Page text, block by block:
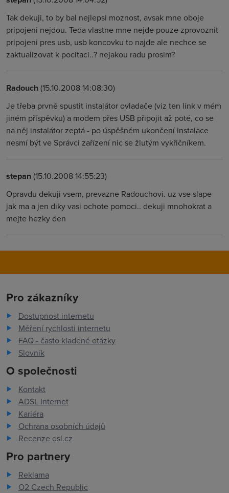
Tak dekuji, to by bal nejlepsi moznost, avsak mne oboje
pripojeni nejdou. Teda vlastne mne nejde pouze zprovoznit
pripojeni pres usb, usb koncovku to najde ale nechce se
zaktualizovat k pocitaci..? nejakou radu prosim?
Radouch(15.10.2008 14:08:30)
Je třeba prvně spustit instalátor ovladače (viz ten link v mém
jiném příspěvku) a modem přes USB připojit až poté, co se
na něj instalátor zeptá - po úspěšném ukončení instalace
nesmí být ve Správci zařízení nic se žlutým vykřičníkem.
stepan(15.10.2008 14:55:23)
Opravdu dekuji vsem, prevazne Radouchovi. uz vse slape
jak ma a jen diky vasi ochote pomoci.. dekuji mnohokrat a
mejte hezky den
Pro zákazníky
Dostupnost internetu
Měření rychlosti internetu
FAQ - často kladené otázky
Slovník
O společnosti
Kontakt
ADSL Internet
Kariéra
Ochrana osobních údajů
Recenze dsl.cz
Pro partnery
Reklama
O2 Czech Republic